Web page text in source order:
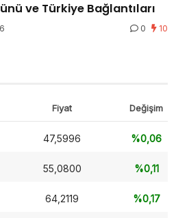
ve Türkiye Bağlantıları
0 10
Fiyat Değişim
47,5996 %0,06
55,0800 %0,11
64,2119 %0,17